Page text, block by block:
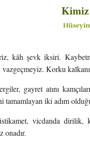
kâh şevk iksiri.
Korku kalkanı
gayret atını
tamamlayan iki adım
vicdanda
onadır.